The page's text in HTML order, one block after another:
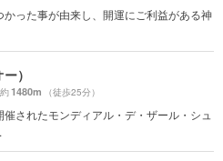
かった事が由来し、開運にご利益がある神
）
1480m （徒歩25分）
催されたモンディアル・デ・ザール・シュ